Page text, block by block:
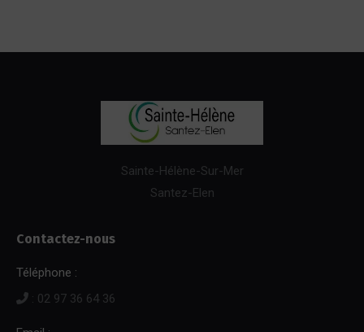
Sainte-Hélène-Sur-Mer
Santez-Elen
Contactez-nous
Téléphone :
: 02 97 36 64 36